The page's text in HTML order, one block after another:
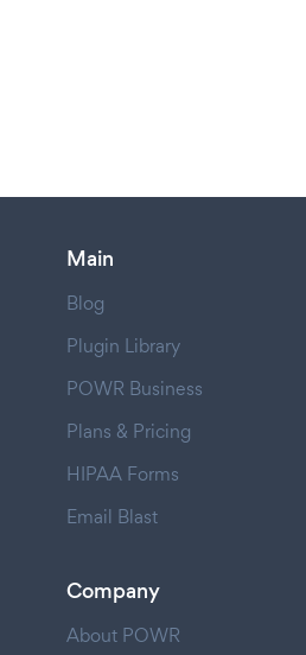
Main
Blog
Plugin Library
POWR Business
Plans & Pricing
HIPAA Forms
Email Blast
Company
About POWR